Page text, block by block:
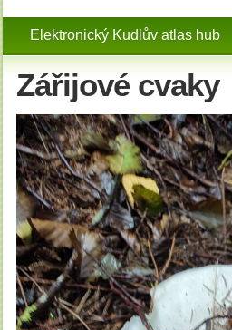
Elektronický Kudlův atlas hub
Zářijové cvaky